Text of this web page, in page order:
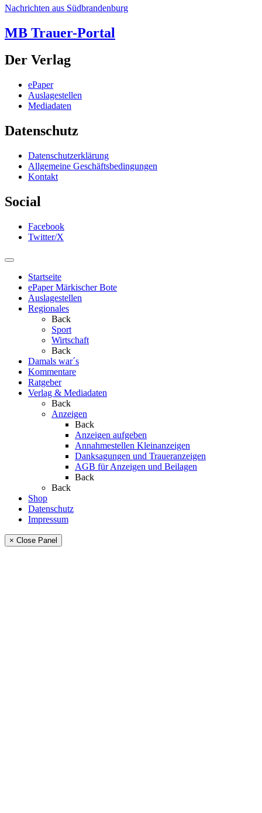
Nachrichten aus Südbrandenburg
MB Trauer-Portal
Der Verlag
ePaper
Auslagestellen
Mediadaten
Datenschutz
Datenschutzerklärung
Allgemeine Geschäftsbedingungen
Kontakt
Social
Facebook
Twitter/X
Startseite
ePaper Märkischer Bote
Auslagestellen
Regionales
Back
Sport
Wirtschaft
Back
Damals war´s
Kommentare
Ratgeber
Verlag & Mediadaten
Back
Anzeigen
Back
Anzeigen aufgeben
Annahmestellen Kleinanzeigen
Danksagungen und Traueranzeigen
AGB für Anzeigen und Beilagen
Back
Back
Shop
Datenschutz
Impressum
× Close Panel